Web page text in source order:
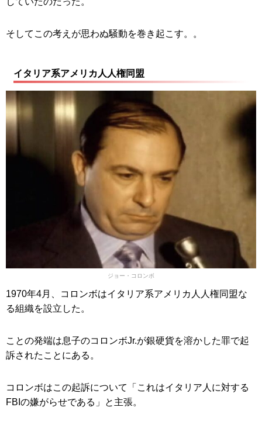
そしてこの考えが思わぬ騒動を巻き起こす。。
イタリア系アメリカ人人権同盟
ジョー・コロンボ
1970年4月、コロンボはイタリア系アメリカ人人権同盟な
る組織を設立した。
ことの発端は息子のコロンボJr.が銀硬貨を溶かした罪で起
訴されたことにある。
コロンボはこの起訴について「これはイタリア人に対する
FBIの嫌がらせである」と主張。